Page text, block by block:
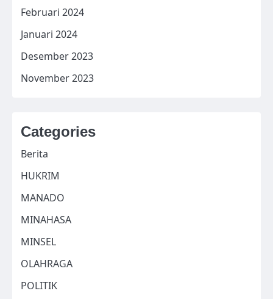
Februari 2024
Januari 2024
Desember 2023
November 2023
Categories
Berita
HUKRIM
MANADO
MINAHASA
MINSEL
OLAHRAGA
POLITIK